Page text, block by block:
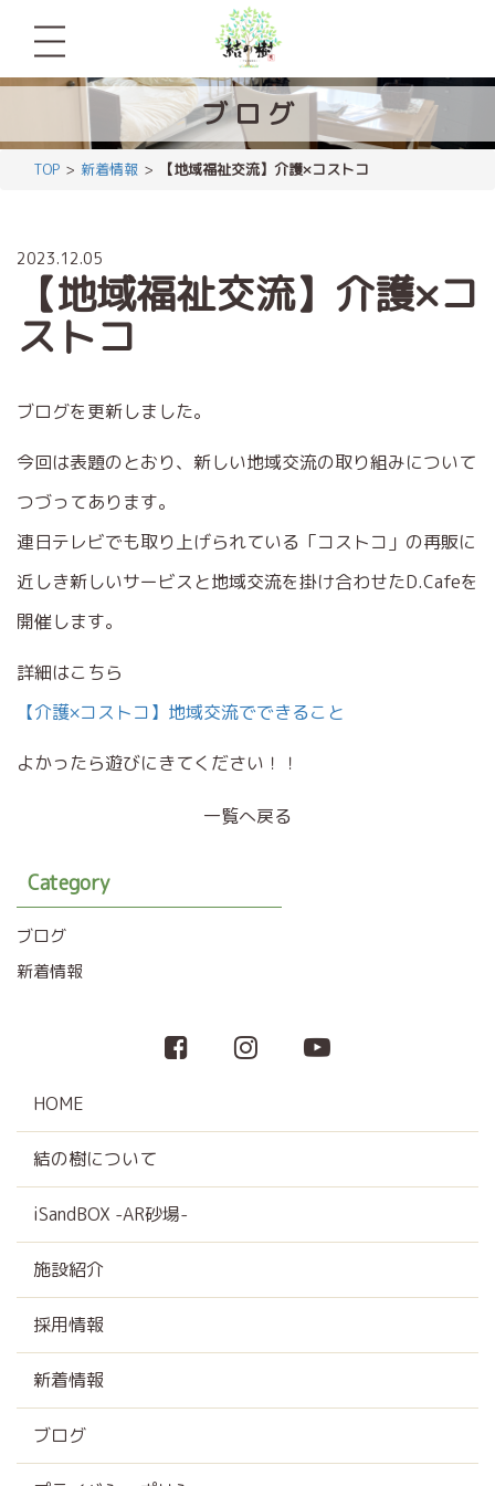
ブロ グ
TOP 新着情報 【地域福祉交流】介護×コストコ
2023.12.05
【地域福祉交流】介護×コ
ストコ
ブログを更新しました。
今回は表題のとおり、新しい地域交流の取り組みについて
つづってあります。
連日テレビでも取り上げられている「コストコ」の再販に
近しき新しいサービスと地域交流を掛け合わせたD.Cafeを
開催します。
詳細はこちら
【介護×コストコ】地域交流でできること
よかったら遊びにきてください！！
一覧へ戻る
Category
ブログ
新着情報
HOME
結の樹について
iSandBOX -AR砂場-
施設紹介
採用情報
新着情報
ブログ